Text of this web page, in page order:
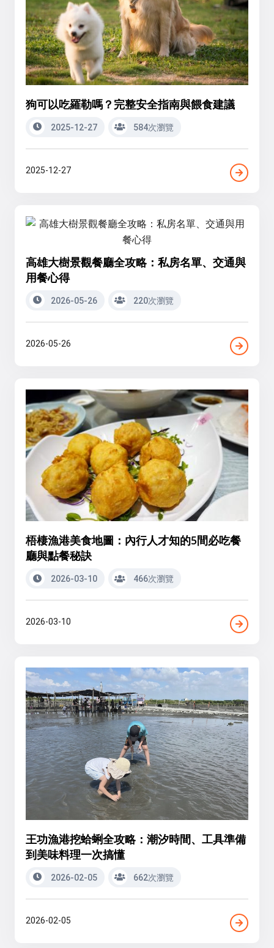
狗可以吃羅勒嗎？完整安全指南與餵食建議
2025-12-27 584次瀏覽
2025-12-27
高雄大樹景觀餐廳全攻略：私房名單、交通與
用餐心得
2026-05-26 220次瀏覽
2026-05-26
梧棲漁港美食地圖：內行人才知的5間必吃餐
廳與點餐秘訣
2026-03-10 466次瀏覽
2026-03-10
王功漁港挖蛤蜊全攻略：潮汐時間、工具準備
到美味料理一次搞懂
2026-02-05 662次瀏覽
2026-02-05